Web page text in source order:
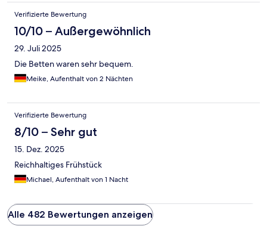
Verifizierte Bewertung
10/10 – Außergewöhnlich
29. Juli 2025
Die Betten waren sehr bequem.
Meike, Aufenthalt von 2 Nächten
Verifizierte Bewertung
8/10 – Sehr gut
15. Dez. 2025
Reichhaltiges Frühstück
Michael, Aufenthalt von 1 Nacht
Alle 482 Bewertungen anzeigen